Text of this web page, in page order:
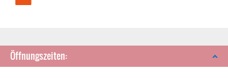
Öffnungszeiten: